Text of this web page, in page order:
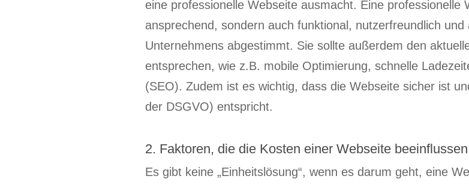
eine professionelle Webseite ausmacht. Eine professionelle
ansprechend, sondern auch funktional, nutzerfreundlich
Unternehmens abgestimmt. Sie sollte außerdem den
entsprechen, wie z.B. mobile Optimierung, schnelle
(SEO). Zudem ist es wichtig, dass die Webseite sicher ist
der DSGVO) entspricht.
2. Faktoren, die die Kosten einer Webseite beeinflussen
Es gibt keine „Einheitslösung“, wenn es darum geht, eine